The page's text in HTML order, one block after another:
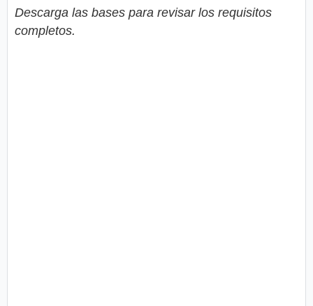
Descarga las bases para revisar los requisitos
completos.